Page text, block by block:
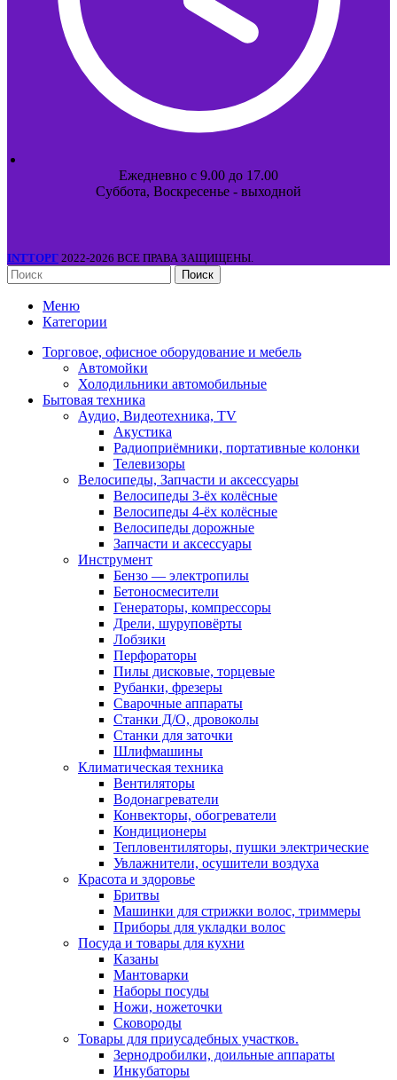
Ежедневно с 9.00 до 17.00
Суббота, Воскресенье - выходной
INTТОРГ 2022-2026 ВСЕ ПРАВА ЗАЩИЩЕНЫ.
Поиск
Меню
Категории
Торговое, офисное оборудование и мебель
Автомойки
Холодильники автомобильные
Бытовая техника
Аудио, Видеотехника, TV
Акустика
Радиоприёмники, портативные колонки
Телевизоры
Велосипеды, Запчасти и аксессуары
Велосипеды 3-ёх колёсные
Велосипеды 4-ёх колёсные
Велосипеды дорожные
Запчасти и аксессуары
Инструмент
Бензо — электропилы
Бетоносмесители
Генераторы, компрессоры
Дрели, шуруповёрты
Лобзики
Перфораторы
Пилы дисковые, торцевые
Рубанки, фрезеры
Сварочные аппараты
Станки Д/О, дровоколы
Станки для заточки
Шлифмашины
Климатическая техника
Вентиляторы
Водонагреватели
Конвекторы, обогреватели
Кондиционеры
Тепловентиляторы, пушки электрические
Увлажнители, осушители воздуха
Красота и здоровье
Бритвы
Машинки для стрижки волос, триммеры
Приборы для укладки волос
Посуда и товары для кухни
Казаны
Мантоварки
Наборы посуды
Ножи, ножеточки
Сковороды
Товары для приусадебных участков.
Зернодробилки, доильные аппараты
Инкубаторы